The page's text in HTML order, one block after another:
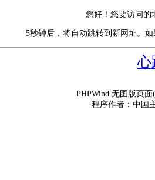
您好！您要访问
5秒钟后，将自动跳转到新网址。
心
PHPWind 无图版页
程序作者：中国